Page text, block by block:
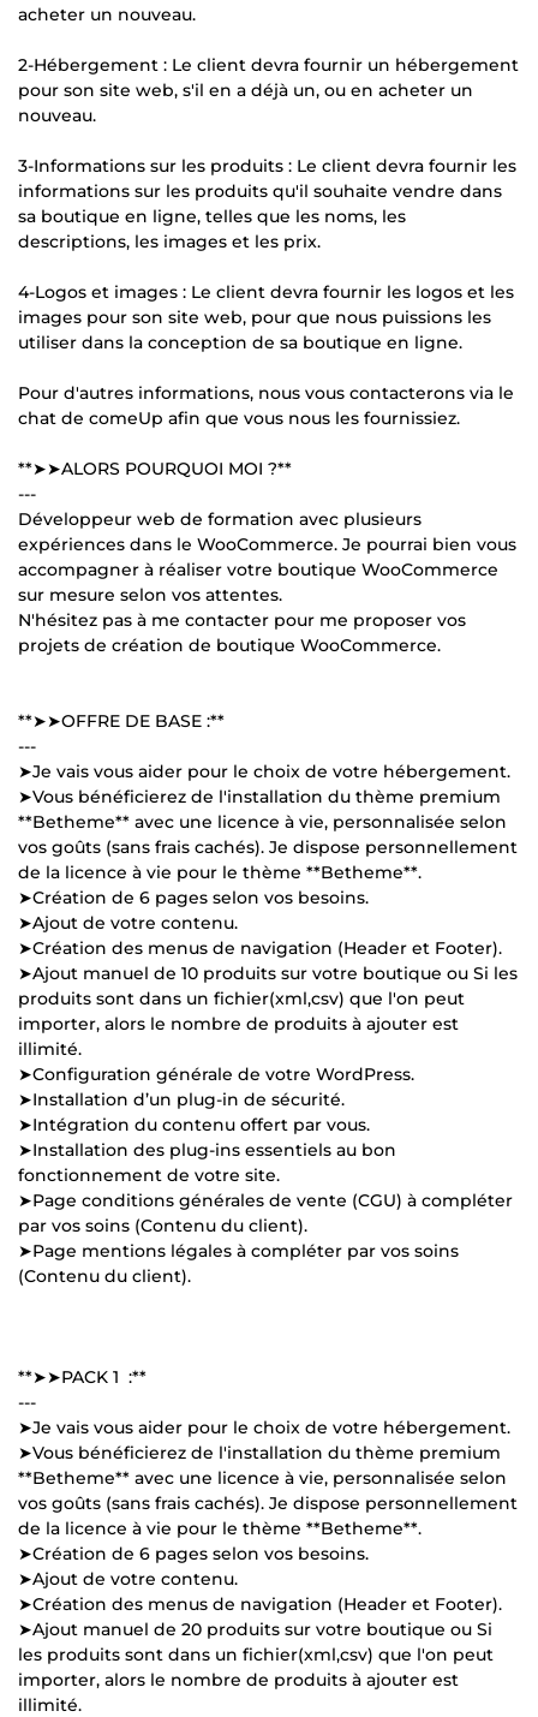
acheter un nouveau.
2-Hébergement : Le client devra fournir un hébergement
pour son site web, s'il en a déjà un, ou en acheter un
nouveau.
3-Informations sur les produits : Le client devra fournir les
informations sur les produits qu'il souhaite vendre dans
sa boutique en ligne, telles que les noms, les
descriptions, les images et les prix.
4-Logos et images : Le client devra fournir les logos et les
images pour son site web, pour que nous puissions les
utiliser dans la conception de sa boutique en ligne.
Pour d'autres informations, nous vous contacterons via le
chat de comeUp afin que vous nous les fournissiez.
**➤➤ALORS POURQUOI MOI ?**
---
Développeur web de formation avec plusieurs
expériences dans le WooCommerce. Je pourrai bien vous
accompagner à réaliser votre boutique WooCommerce
sur mesure selon vos attentes.
N'hésitez pas à me contacter pour me proposer vos
projets de création de boutique WooCommerce.
**➤➤OFFRE DE BASE :**
---
➤Je vais vous aider pour le choix de votre hébergement.
➤Vous bénéficierez de l'installation du thème premium
**Betheme** avec une licence à vie, personnalisée selon
vos goûts (sans frais cachés). Je dispose personnellement
de la licence à vie pour le thème **Betheme**.
➤Création de 6 pages selon vos besoins.
➤Ajout de votre contenu.
➤Création des menus de navigation (Header et Footer).
➤Ajout manuel de 10 produits sur votre boutique ou Si les
produits sont dans un fichier(xml,csv) que l'on peut
importer, alors le nombre de produits à ajouter est
illimité.
➤Configuration générale de votre WordPress.
➤Installation d’un plug-in de sécurité.
➤Intégration du contenu offert par vous.
➤Installation des plug-ins essentiels au bon
fonctionnement de votre site.
➤Page conditions générales de vente (CGU) à compléter
par vos soins (Contenu du client).
➤Page mentions légales à compléter par vos soins
(Contenu du client).
**➤➤PACK 1 :**
---
➤Je vais vous aider pour le choix de votre hébergement.
➤Vous bénéficierez de l'installation du thème premium
**Betheme** avec une licence à vie, personnalisée selon
vos goûts (sans frais cachés). Je dispose personnellement
de la licence à vie pour le thème **Betheme**.
➤Création de 6 pages selon vos besoins.
➤Ajout de votre contenu.
➤Création des menus de navigation (Header et Footer).
➤Ajout manuel de 20 produits sur votre boutique ou Si
les produits sont dans un fichier(xml,csv) que l'on peut
importer, alors le nombre de produits à ajouter est
illimité.